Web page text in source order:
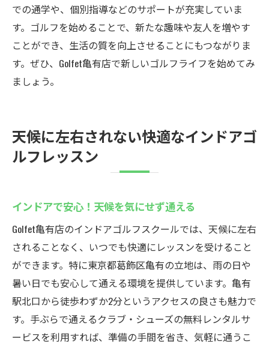
での通学や、個別指導などのサポートが充実していま
す。ゴルフを始めることで、新たな趣味や友人を増やす
ことができ、生活の質を向上させることにもつながりま
す。ぜひ、Golfet亀有店で新しいゴルフライフを始めてみ
ましょう。
天候に左右されない快適なインドアゴ
ルフレッスン
インドアで安心！天候を気にせず通える
Golfet亀有店のインドアゴルフスクールでは、天候に左右
されることなく、いつでも快適にレッスンを受けること
ができます。特に東京都葛飾区亀有の立地は、雨の日や
暑い日でも安心して通える環境を提供しています。亀有
駅北口から徒歩わずか2分というアクセスの良さも魅力で
す。手ぶらで通えるクラブ・シューズの無料レンタルサ
ービスを利用すれば、準備の手間を省き、気軽に通うこ